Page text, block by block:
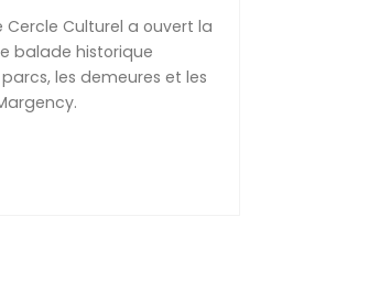
Cercle Culturel a ouvert la
balade historique
les demeures et les